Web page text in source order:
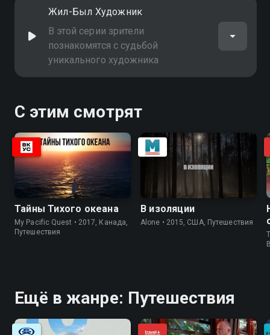
Жил-Был Художник
В этой серии зрители
познакомятся с судьбой
уникального художника
С этим смотрят
Тайны Тихого океана
My Pacific Quest • 2017, Канада,
Путешествия
В изоляции
Alone • 2015, США, Путешествия
Ещё в жанре: Путешествия